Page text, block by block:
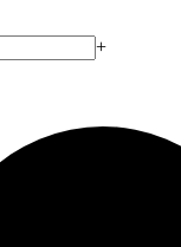
+